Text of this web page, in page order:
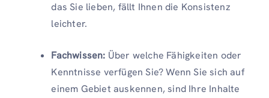
das Sie lieben, fällt Ihnen die Konsistenz
leichter.
Fachwissen: Über welche Fähigkeiten oder
Kenntnisse verfügen Sie? Wenn Sie sich auf
einem Gebiet auskennen, sind Ihre Inhalte